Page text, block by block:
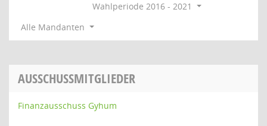
Wahlperiode 2016 - 2021
Alle Mandanten
AUSSCHUSSMITGLIEDER
Finanzausschuss Gyhum